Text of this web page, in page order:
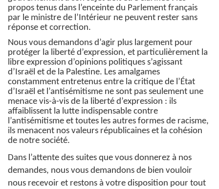
propos tenus dans l’enceinte du Parlement français
par le ministre de l’Intérieur ne peuvent rester sans
réponse et correction.
Nous vous demandons d’agir plus largement pour
protéger la liberté d’expression, et particulièrement la
libre expression d’opinions politiques s’agissant
d’Israël et de la Palestine. Les amalgames
constamment entretenus entre la critique de l’État
d’Israël et l’antisémitisme ne sont pas seulement une
menace vis-à-vis de la liberté d’expression : ils
affaiblissent la lutte indispensable contre
l’antisémitisme et toutes les autres formes de racisme,
ils menacent nos valeurs républicaines et la cohésion
de notre société.
Dans l’attente des suites que vous donnerez à nos
demandes, nous vous demandons de bien vouloir
nous recevoir et restons à votre disposition pour tout